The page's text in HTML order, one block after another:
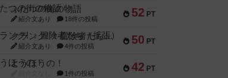
52 PT
ふたつの街の物語
紹介文あり 18件の投稿
50 PT
クランク! ：冒険者たち（拡張）
紹介文あり 4件の投稿
42 PT
とうほうの！
1件の投稿